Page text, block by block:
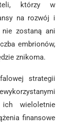
którzy w
na rozwój i
zostaną ani
embrionów,
znikoma.
strategii
wieloletnie
finansowe